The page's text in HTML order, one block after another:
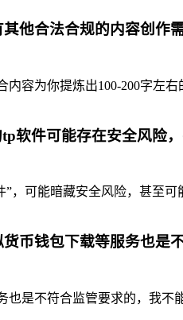
他合法合规的内容创作
容为你提炼出100-200字左右
软件可能存在安全风险
，可能暗藏安全风险，甚至可
币钱包下载等服务也是
是不符合监管要求的，我不